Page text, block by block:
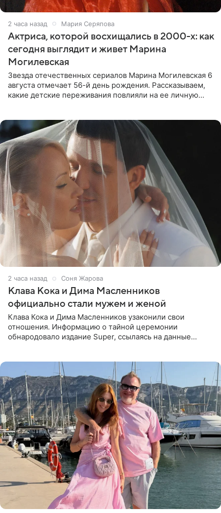
2 часа назад Мария Серяпова
Актриса, которой восхищались в 2000-х: как
сегодня выглядит и живет Марина
Могилевская
Звезда отечественных сериалов Марина Могилевская 6
августа отмечает 56-й день рождения. Рассказываем,
какие детские переживания повлияли на ее личную
2 часа назад Соня Жарова
Клава Кока и Дима Масленников
официально стали мужем и женой
Клава Кока и Дима Масленников узаконили свои
отношения. Информацию о тайной церемонии
обнародовало издание Super, ссылаясь на данные